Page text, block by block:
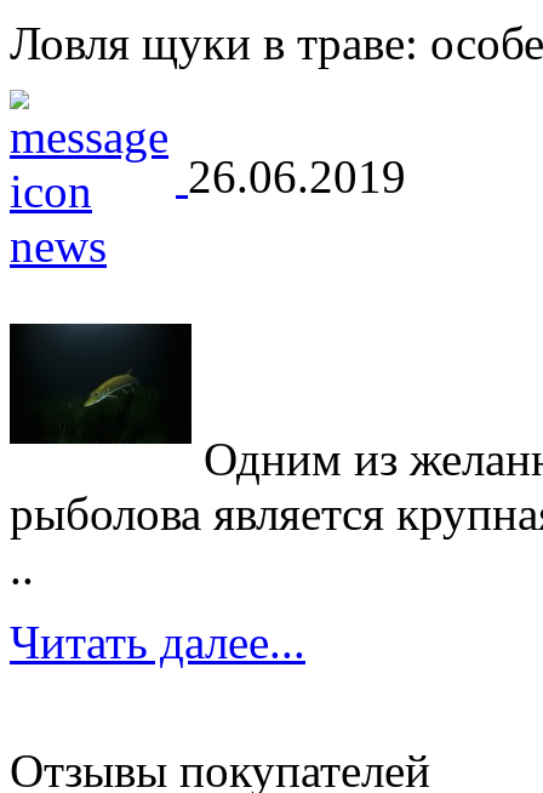
Ловля щуки в траве:
26.06.2019
Одним из
рыболова является
..
Читать далее...
Отзывы покупателей